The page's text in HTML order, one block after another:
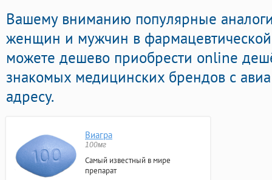
Вашему вниманию популярные
женщин и мужчин в
можете дешево приобрести online
знакомых медицинских брендов с
адресу.
Виагра
100мг
Самый известный в мире
препарат